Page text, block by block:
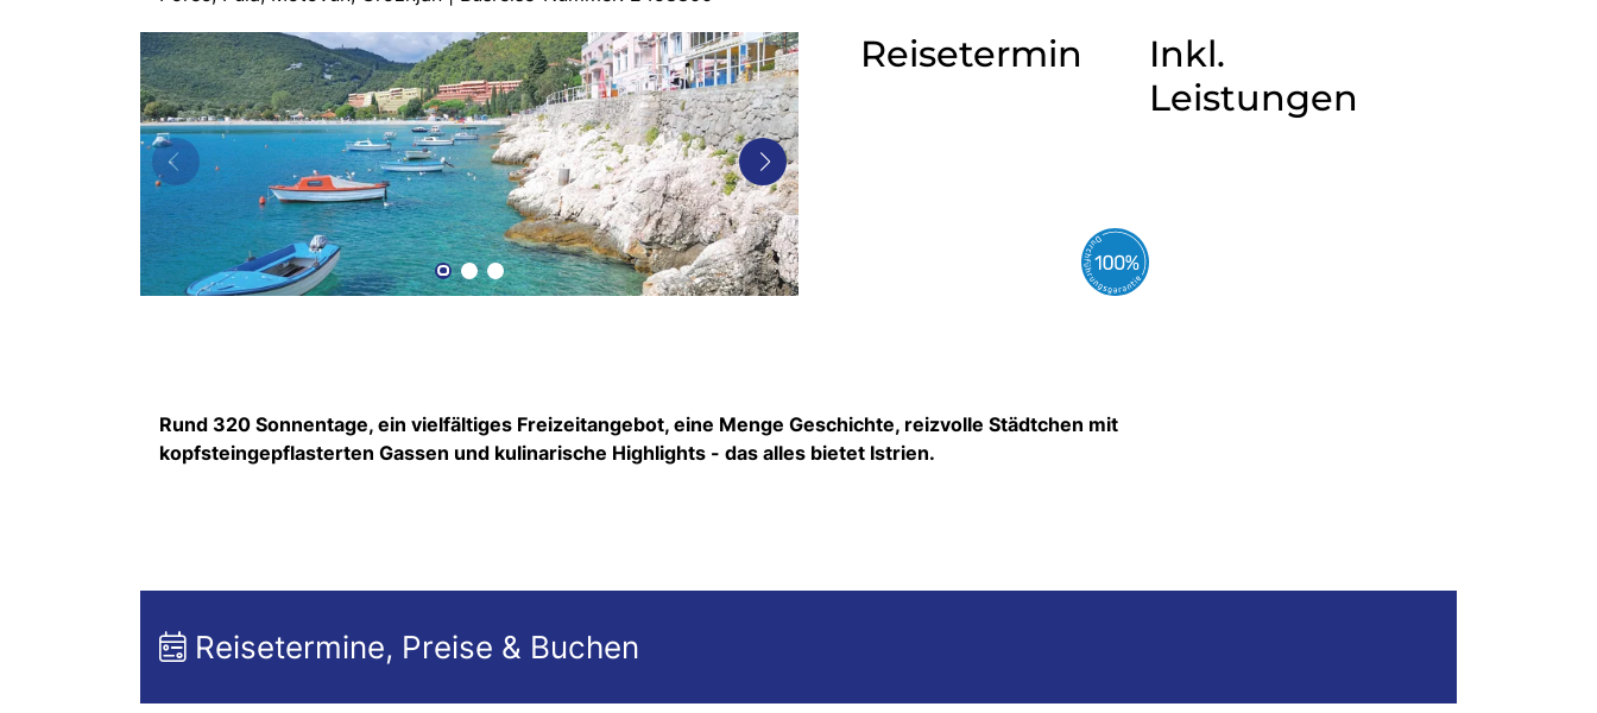
Reisetermin
Inkl.
Leistungen
Rund 320 Sonnentage, ein vielfältiges Freizeitangebot, eine Menge Geschichte, reizvolle Städtchen mit
kopfsteingepflasterten Gassen und kulinarische Highlights - das alles bietet Istrien.
Reisetermine, Preise & Buchen